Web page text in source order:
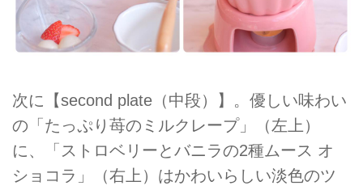
次に【second plate（中段）】。優しい味わい
の「たっぷり苺のミルクレープ」（左上）
に、「ストロベリーとバニラの2種ムース オ
ショコラ」（右上）はかわいらしい淡色のツ